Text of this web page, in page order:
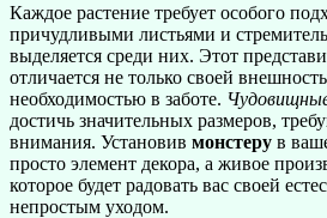
Каждое растение требует особого
причудливыми листьями и
выделяется среди них. Этот
отличается не только своей
необходимостью в заботе.
достичь значительных размеров,
внимания. Установив монстеру в
просто элемент декора, а живое
которое будет радовать вас своей
непростым уходом.